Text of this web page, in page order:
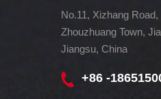
No.11, Xizhang Road,
Zhouzhuang Town,
Jiangsu, China
+86 -